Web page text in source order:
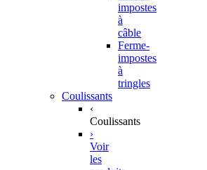
impostes
à
câble
Ferme-
impostes
à
tringles
Coulissants
‹
Coulissants
›
Voir
les